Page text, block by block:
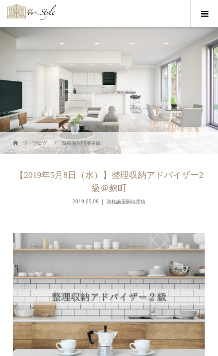
ブログ 資格講座開催実績
【2019年5月8日（水）】整理収納アドバイザー2
級＠麹町
2019.05.08 資格講座開催実績